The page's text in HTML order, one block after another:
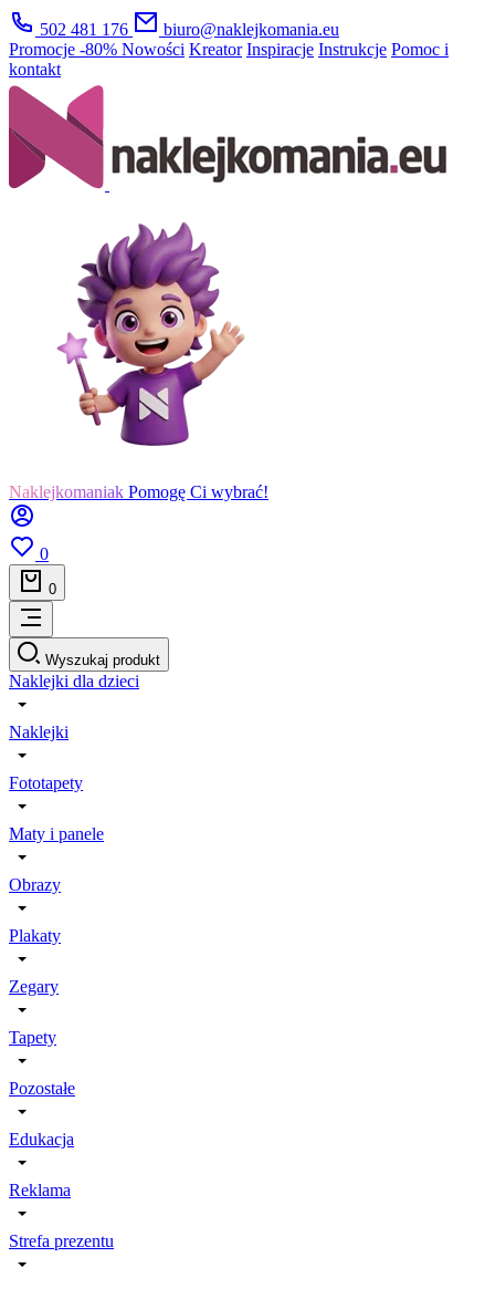
502 481 176
biuro@naklejkomania.eu
Promocje -80% Nowości Kreator Inspiracje Instrukcje Pomoc i
kontakt
Naklejkomaniak Pomogę Ci wybrać!
0
0
Wyszukaj produkt
Naklejki dla dzieci
Naklejki
Fototapety
Maty i panele
Obrazy
Plakaty
Zegary
Tapety
Pozostałe
Edukacja
Reklama
Strefa prezentu